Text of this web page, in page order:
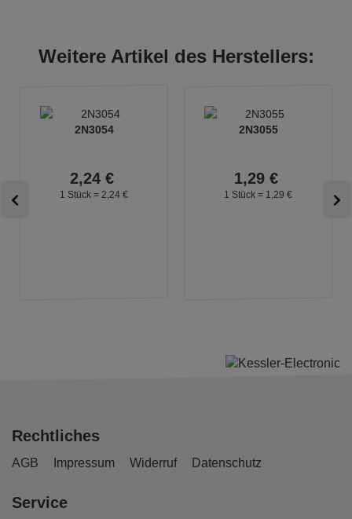
Weitere Artikel des Herstellers:
2N3054
2,24 €
1 Stück = 2, 24 €
2N3055
1,29 €
1 Stück = 1, 29 €
Rechtliches
AGB Impressum Widerruf Datenschutz
Service